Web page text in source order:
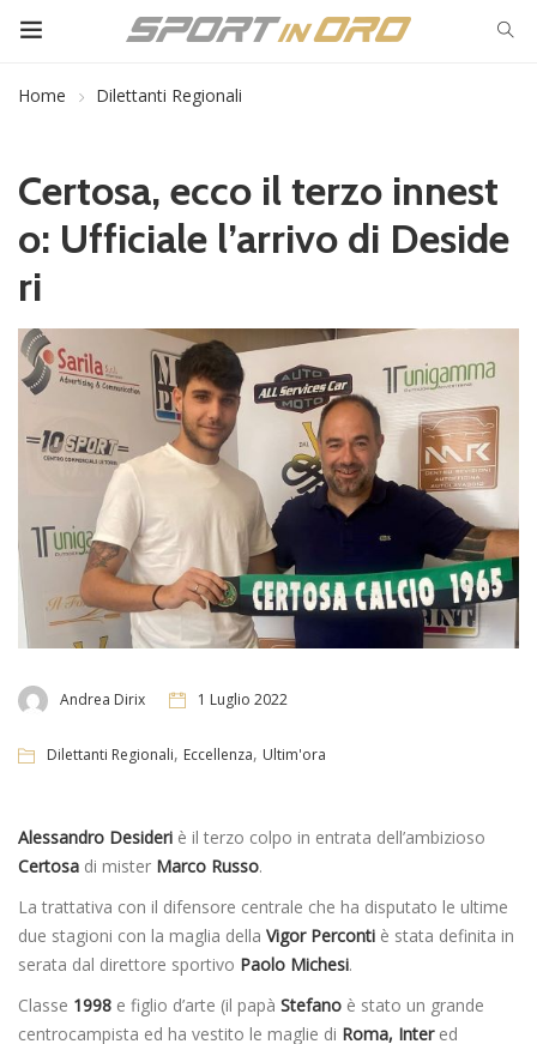
Home Dilettanti Regionali
Certosa, ecco il terzo innest
o: Ufficiale l’arrivo di Deside
ri
Andrea Dirix 1 Luglio 2022
Dilettanti Regionali, Eccellenza, Ultim'ora
Alessandro Desideri è il terzo colpo in entrata dell’ambizioso
Certosa di mister Marco Russo.
La trattativa con il difensore centrale che ha disputato le ultime
due stagioni con la maglia della Vigor Perconti è stata definita in
serata dal direttore sportivo Paolo Michesi.
Classe 1998 e figlio d’arte (il papà Stefano è stato un grande
centrocampista ed ha vestito le maglie di Roma, Inter ed